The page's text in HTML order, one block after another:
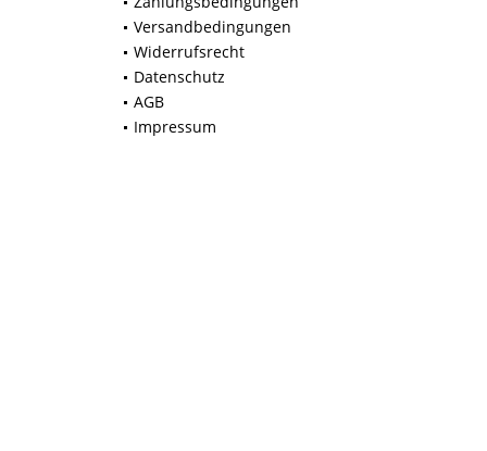
Versandbedingungen
Widerrufsrecht
Datenschutz
AGB
Impressum